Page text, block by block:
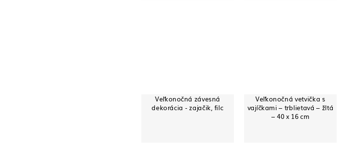
Veľkonočná závesná
dekorácia - zajačik, filc
Veľkonočná vetvička s
vajíčkami – trblietavá – žltá
– 40 x 16 cm